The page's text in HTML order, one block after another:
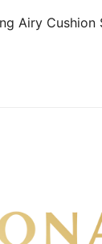
Airy Cushion